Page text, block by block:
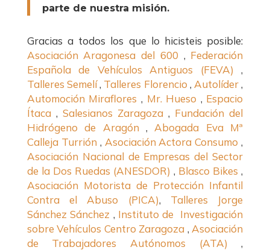
parte de nuestra misión.
Gracias a todos los que lo hicisteis posible:
Asociación Aragonesa del 600 , Federación
Española de Vehículos Antiguos (FEVA) ,
Talleres Semelí, Talleres Florencio , Autolíder,
Automoción Miraflores , Mr. Hueso , Espacio
Ítaca, Salesianos Zaragoza , Fundación del
Hidrógeno de Aragón , Abogada Eva Mª
Calleja Turrión , Asociación Actora Consumo ,
Asociación Nacional de Empresas del Sector
de la Dos Ruedas (ANESDOR) , Blasco Bikes ,
Asociación Motorista de Protección Infantil
Contra el Abuso (PICA), Talleres Jorge
Sánchez Sánchez , Instituto de Investigación
sobre Vehículos Centro Zaragoza , Asociación
de Trabajadores Autónomos (ATA) ,